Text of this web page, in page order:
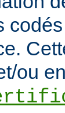
ou